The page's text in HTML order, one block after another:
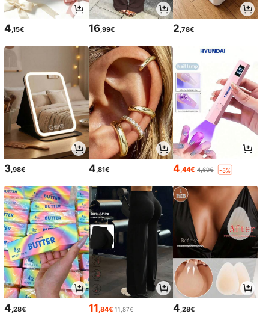
4,15€ 16,99€ 2,78€
3 ,98€ 4 ,81€ 4 ,44€ 4,69€ -5%
4,28€ 11,84€ 11,87€ 4,28€